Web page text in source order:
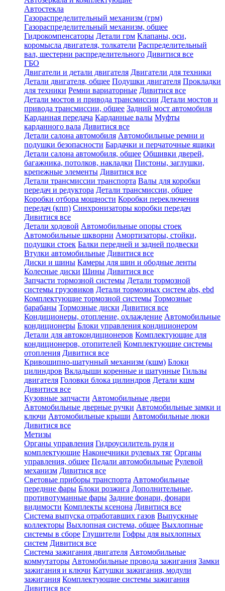
Автостекла
Газораспределительный механизм (грм)
Газораспределительный механизм, общее
Гидрокомпенсаторы Детали грм Клапаны, оси,
коромысла двигателя, толкатели Распределительный
вал, шестерни распределительного Дивитися все
ГБО
Двигатели и детали двигателя Двигатели для техники
Детали двигателя, общее Подушки двигателя Прокладки
для техники Ремни вариаторные Дивитися все
Детали мостов и привода трансмиссии Детали мостов и
привода трансмиссии, общее Задний мост автомобиля
Карданная передача Карданные валы Муфты
карданного вала Дивитися все
Детали салона автомобиля Автомобильные ремни и
подушки безопасности Бардачки и перчаточные ящики
Детали салона автомобиля, общее Обшивки дверей,
багажника, потолков, накладки Пистоны, заглушки,
крепежные элементы Дивитися все
Детали трансмиссии транспорта Валы для коробки
передач и редуктора Детали трансмиссии, общее
Коробки отбора мощности Коробки переключения
передач (кпп) Синхронизаторы коробки передач
Дивитися все
Детали ходовой Автомобильные опоры стоек
Автомобильные шкворни Амортизаторы, стойки,
подушки стоек Балки передней и задней подвески
Втулки автомобильные Дивитися все
Диски и шины Камеры для шин и ободные ленты
Колесные диски Шины Дивитися все
Запчасти тормозной системы Детали тормозной
системы грузовиков Детали тормозных систем abs, ebd
Комплектующие тормозной системы Тормозные
барабаны Тормозные диски Дивитися все
Кондиционеры, отопление, охлаждение Автомобильные
кондиционеры Блоки управления кондиционером
Детали для автокондиционеров Комплектующие для
кондиционеров, отопителей Комплектующие системы
отопления Дивитися все
Кривошипно-шатунный механизм (кшм) Блоки
цилиндров Вкладыши коренные и шатунные Гильзы
двигателя Головки блока цилиндров Детали кшм
Дивитися все
Кузовные запчасти Автомобильные двери
Автомобильные дверные ручки Автомобильные замки и
ключи Автомобильные крыши Автомобильные люки
Дивитися все
Метизы
Органы управления Гидроусилитель руля и
комплектующие Наконечники рулевых тяг Органы
управления, общее Педали автомобильные Рулевой
механизм Дивитися все
Световые приборы транспорта Автомобильные
передние фары Блоки розжига Дополнительные,
противотуманные фары Задние фонари, фонари
видимости Комплекты ксенона Дивитися все
Система выпуска отработавших газов Выпускные
коллекторы Выхлопная система, общее Выхлопные
системы в сборе Глушители Гофры для выхлопных
систем Дивитися все
Система зажигания двигателя Автомобильные
коммутаторы Автомобильные провода зажигания Замки
зажигания и ключи Катушки зажигания, модули
зажигания Комплектующие системы зажигания
Дивитися все